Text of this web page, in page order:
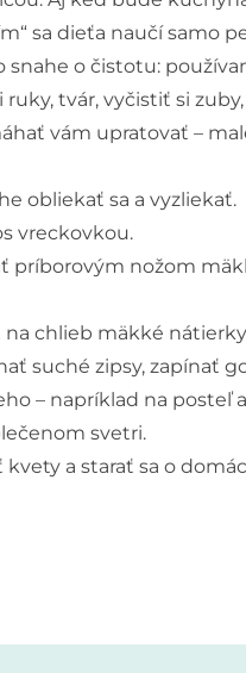
sa dieťa naučí samo
o čistotu:
tvár, vyčistiť si
vám upratovať –
obliekať sa a vyzliekať.
vreckovkou.
príborovým nožom
chlieb mäkké
suché zipsy, zapínať
– napríklad na posteľ
svetri.
a starať sa o